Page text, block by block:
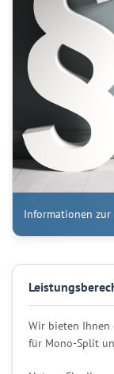
Informationen
Wir bieten Ihnen
für Mono-Split